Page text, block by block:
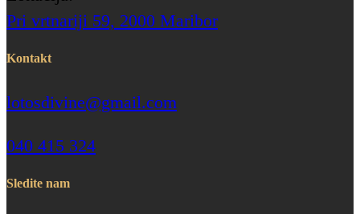
Pri vrtnariji 59, 2000 Maribor
Kontakt
lotosdivine@gmail.com
040 415 324
Sledite nam